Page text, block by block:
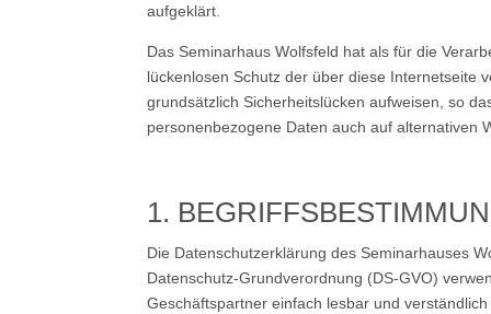
aufgeklärt.
Das Seminarhaus Wolfsfeld hat als für die
lückenlosen Schutz der über diese Internetseite
grundsätzlich Sicherheitslücken aufweisen, so
personenbezogene Daten auch auf alternativen
1.
Die Datenschutzerklärung des Seminarhauses
Datenschutz-Grundverordnung (DS-GVO)
Geschäftspartner einfach lesbar und